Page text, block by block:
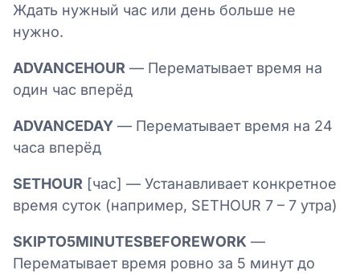
Ждать нужный час или день больше не
нужно.
ADVANCEHOUR — Перематывает время на
один час вперёд
ADVANCEDAY — Перематывает время на 24
часа вперёд
SETHOUR [час] — Устанавливает конкретное
время суток (например, SETHOUR 7 – 7 утра)
SKIPTO5MINUTESBEFOREWORK —
Перематывает время ровно за 5 минут до